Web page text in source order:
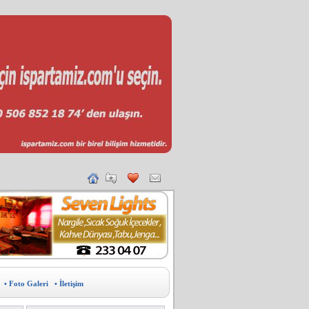
• Foto Galeri • İletişim